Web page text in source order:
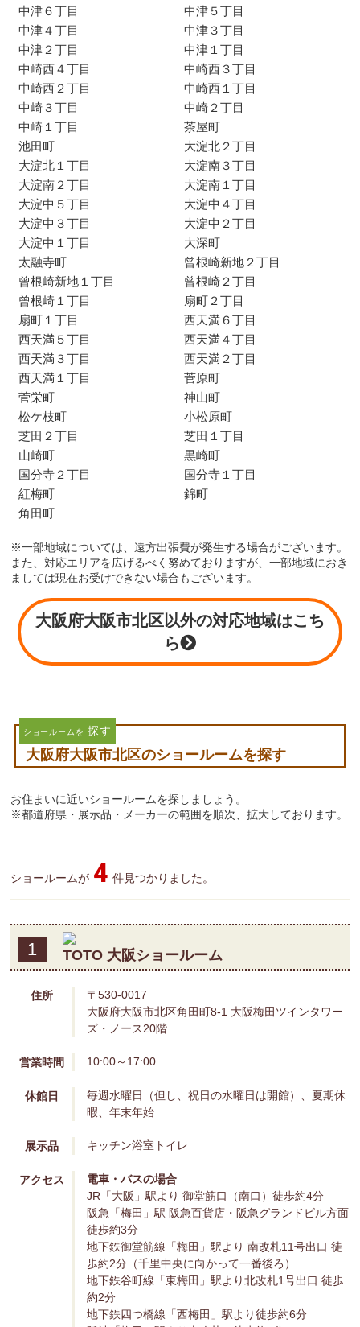
中津６丁目
中津５丁目
中津４丁目
中津３丁目
中津２丁目
中津１丁目
中崎西４丁目
中崎西３丁目
中崎西２丁目
中崎西１丁目
中崎３丁目
中崎２丁目
中崎１丁目
茶屋町
池田町
大淀北２丁目
大淀北１丁目
大淀南３丁目
大淀南２丁目
大淀南１丁目
大淀中５丁目
大淀中４丁目
大淀中３丁目
大淀中２丁目
大淀中１丁目
大深町
太融寺町
曾根崎新地２丁目
曾根崎新地１丁目
曾根崎２丁目
曾根崎１丁目
扇町２丁目
扇町１丁目
西天満６丁目
西天満５丁目
西天満４丁目
西天満３丁目
西天満２丁目
西天満１丁目
菅原町
菅栄町
神山町
松ケ枝町
小松原町
芝田２丁目
芝田１丁目
山崎町
黒崎町
国分寺２丁目
国分寺１丁目
紅梅町
錦町
角田町
※一部地域については、遠方出張費が発生する場合がございます。
また、対応エリアを広げるべく努めておりますが、一部地域におき
ましては現在お受けできない場合もございます。
大阪府大阪市北区以外の対応地域はこち
ら
ショールームを 探す
大阪府大阪市北区のショールームを探す
お住まいに近いショールームを探しましょう。
※都道府県・展示品・メーカーの範囲を順次、拡大しております。
ショールームが 4 件見つかりました。
1 TOTO 大阪ショールーム
住所
〒530-0017
大阪府大阪市北区角田町8-1 大阪梅田ツインタワー
ズ・ノース20階
営業時間 10:00～17:00
休館日
毎週水曜日（但し、祝日の水曜日は開館）、夏期休
暇、年末年始
展示品 キッチン浴室 トイレ
アクセス
電車・バスの場合
JR「大阪」駅より 御堂筋口（南口）徒歩約4分
阪急「梅田」駅 阪急百貨店・阪急グランドビル方面
徒歩約3分
地下鉄御堂筋線「梅田」駅より 南改札11号出口 徒
歩約2分（千里中央に向かって一番後ろ）
地下鉄谷町線「東梅田」駅より北改札1号出口 徒歩
約2分
地下鉄四つ橋線「西梅田」駅より徒歩約6分